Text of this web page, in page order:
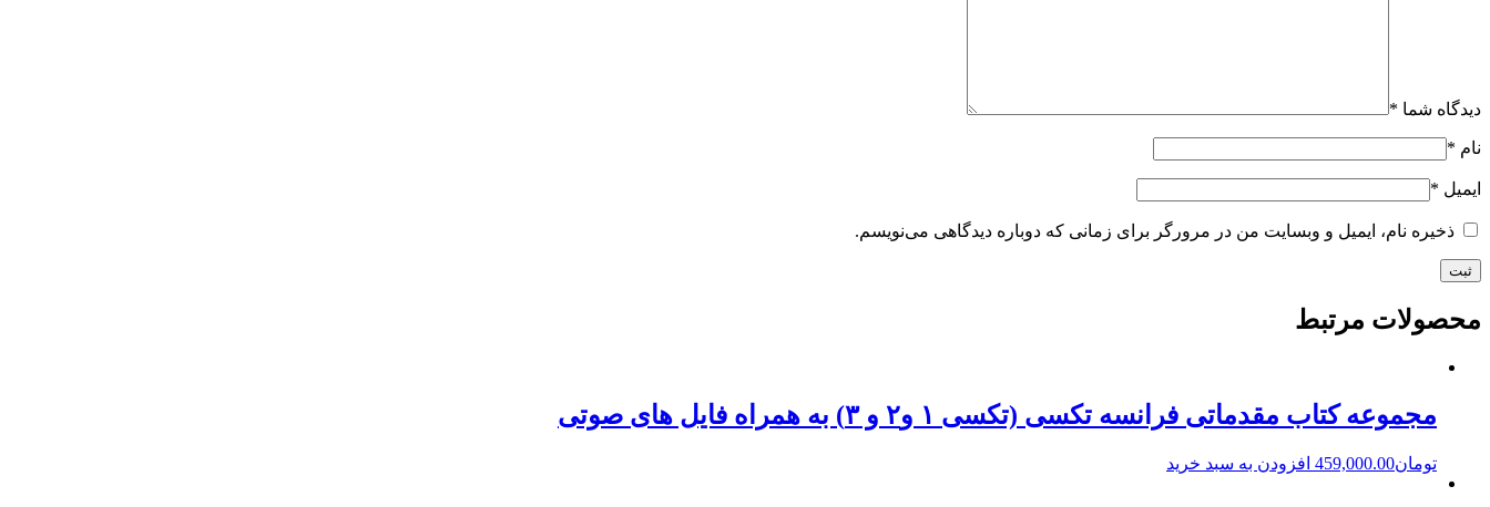
دیدگاه شما *
نام *
ایمیل *
ذخیره نام، ایمیل و وبسایت من در مرورگر برای زمانی که دوباره دیدگاهی می‌نویسم.
محصولات مرتبط
مجموعه کتاب مقدماتی فرانسه تکسی (تکسی ۱ و۲ و ۳) به همراه فایل های صوتی
تومان459,000.00 افزودن به سبد خرید